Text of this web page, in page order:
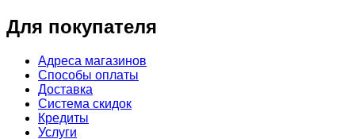
Для покупателя
Адреса магазинов
Способы оплаты
Доставка
Система скидок
Кредиты
Услуги